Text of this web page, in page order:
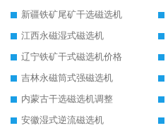
新疆铁矿尾矿干选磁选机
江西永磁湿式磁选机
辽宁铁矿干式磁选机价格
吉林永磁筒式强磁选机
内蒙古干选磁选机调整
安徽湿式逆流磁选机